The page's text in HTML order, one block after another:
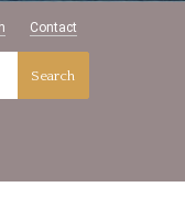
Contact
Search